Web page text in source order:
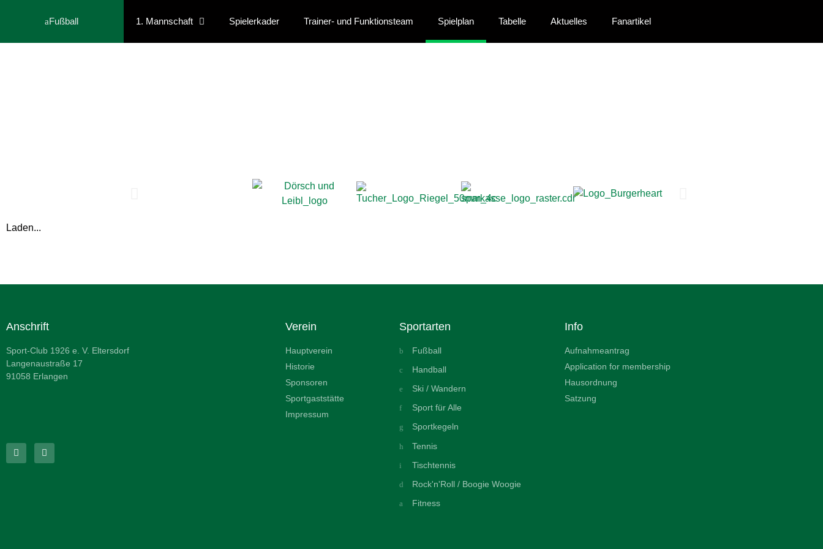
Fußball 1. Mannschaft Spielerkader Trainer- und Funktionsteam Spielplan Tabelle Aktuelles Fanartikel
Laden...
Anschrift
Sport-Club 1926 e. V. Eltersdorf
Langenaustraße 17
91058 Erlangen
Verein
Hauptverein
Historie
Sponsoren
Sportgaststätte
Impressum
Sportarten
Fußball
Handball
Ski / Wandern
Sport für Alle
Sportkegeln
Tennis
Tischtennis
Rock'n'Roll / Boogie Woogie
Fitness
Info
Aufnahmeantrag
Application for membership
Hausordnung
Satzung